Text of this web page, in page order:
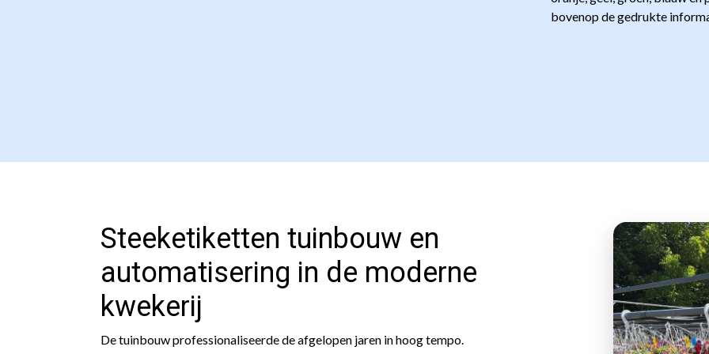
bovenop de gedrukte
Steeketiketten tuinbouw en
automatisering in de moderne
kwekerij
De tuinbouw professionaliseerde de afgelopen jaren in hoog tempo.